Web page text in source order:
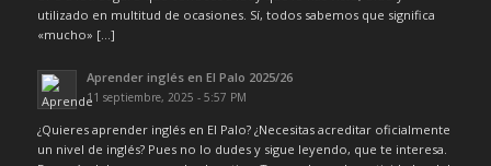
utilizado en multitud de ocasiones. Sí, todos sabemos que significa
«mucho» […]
Aprender inglés en El Palo 2025/26
11 septiembre, 2025 - 5:57 PM
¿Quieres aprender inglés en El Palo? ¿Necesitas acreditar oficialmente
un nivel de inglés? Pues no lo dudes y sigue leyendo, que te interesa.